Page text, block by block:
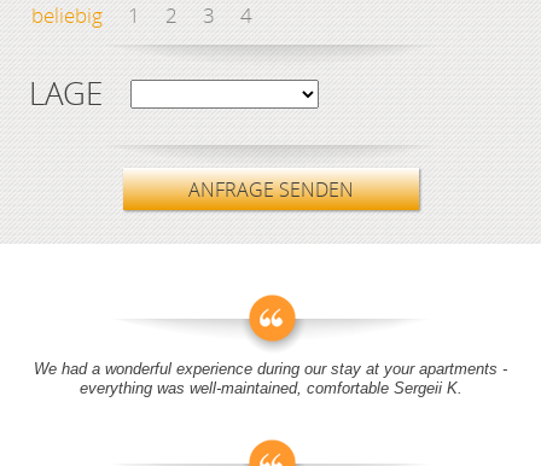
beliebig 1 2 3 4
LAGE
ANFRAGE SENDEN
We had a wonderful experience during our stay at your apartments -
everything was well-maintained, comfortable Sergeii K.